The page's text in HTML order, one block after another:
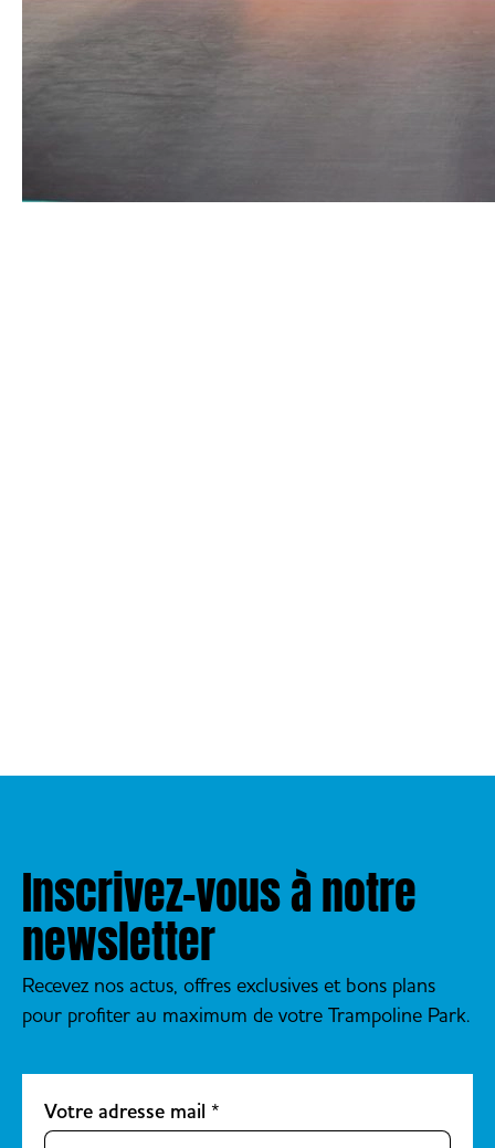
Inscrivez-vous à notre
newsletter
Recevez nos actus, offres exclusives et bons plans
pour profiter au maximum de votre Trampoline Park.
Votre adresse mail *